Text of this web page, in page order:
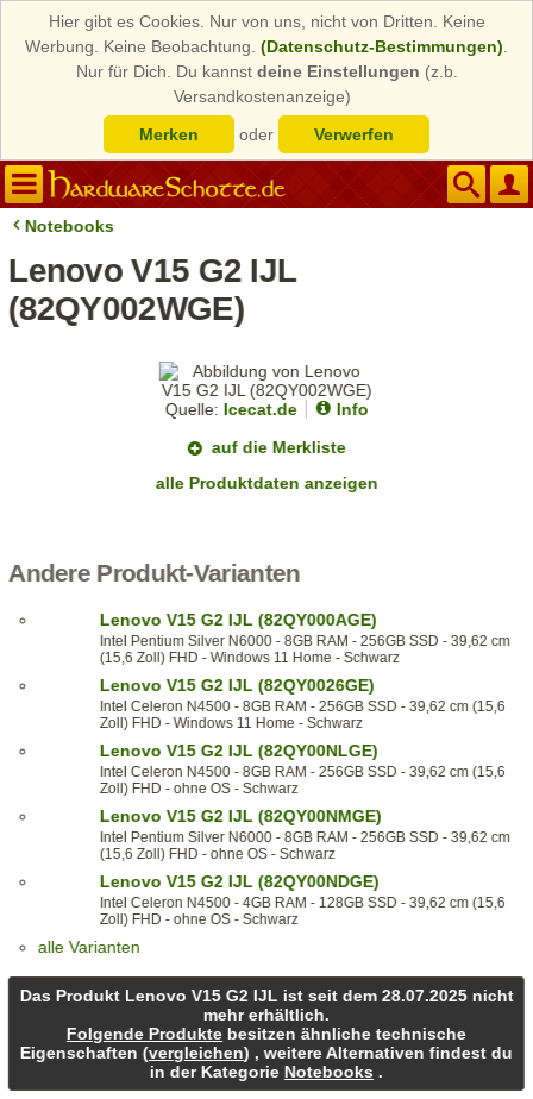
Hier gibt es Cookies. Nur von uns, nicht von Dritten. Keine
Werbung. Keine Beobachtung. (Datenschutz-Bestimmungen)
Nur für Dich. Du kannst deine Einstellungen (z.b.
Versandkostenanzeige)
Merken
oder Verwerfen
Notebooks
Lenovo V15 G2 IJL
(82QY002WGE)
Quelle: Icecat.de
Info
auf die Merkliste
alle Produktdaten anzeigen
Andere Produkt-Varianten
Lenovo V15 G2 IJL (82QY000AGE)
Intel Pentium Silver N6000 - 8GB RAM - 256GB SSD - 39,62 cm
(15,6 Zoll) FHD - Windows 11 Home - Schwarz
Lenovo V15 G2 IJL (82QY0026GE)
Intel Celeron N4500 - 8GB RAM - 256GB SSD - 39,62 cm (15,6
Zoll) FHD - Windows 11 Home - Schwarz
Lenovo V15 G2 IJL (82QY00NLGE)
Intel Celeron N4500 - 8GB RAM - 256GB SSD - 39,62 cm (15,6
Zoll) FHD - ohne OS - Schwarz
Lenovo V15 G2 IJL (82QY00NMGE)
Intel Pentium Silver N6000 - 8GB RAM - 256GB SSD - 39,62 cm
(15,6 Zoll) FHD - ohne OS - Schwarz
Lenovo V15 G2 IJL (82QY00NDGE)
Intel Celeron N4500 - 4GB RAM - 128GB SSD - 39,62 cm (15,6
Zoll) FHD - ohne OS - Schwarz
alle Varianten
Das Produkt Lenovo V15 G2 IJL ist seit dem 28.07.2025 nicht
mehr erhältlich.
Folgende Produkte besitzen ähnliche technische
Eigenschaften (vergleichen) , weitere Alternativen findest du
in der KategorieNotebooks .